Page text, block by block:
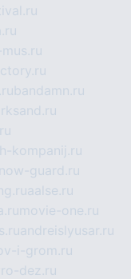
mus.ru
bandamn.ru
kompanij.ru
guard.ru
aalse.ru
movie-one.ru
andreislyusar.ru
i-grom.ru
dez.ru